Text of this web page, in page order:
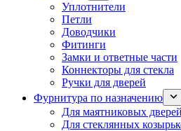
Уплотнители
Петли
Доводчики
Фитинги
Замки и ответные части
Коннекторы для стекла
Ручки для дверей
Фурнитура по назначению
Для маятниковых дверей
Для стеклянных